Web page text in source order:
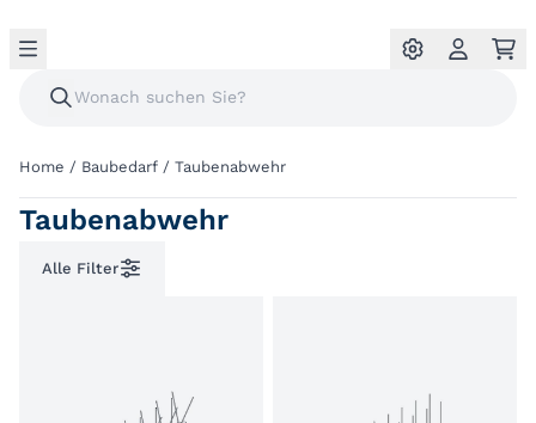
Home / Baubedarf / Taubenabwehr
Taubenabwehr
Alle Filter